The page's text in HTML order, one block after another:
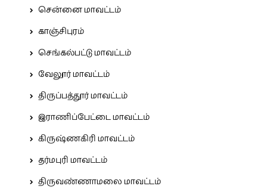
சென்னை மாவட்டம்
காஞ்சிபுரம்
செங்கல்பட்டு மாவட்டம்
வேலூர் மாவட்டம்
திருப்பத்தூர் மாவட்டம்
இராணிப்பேட்டை மாவட்டம்
கிருஷ்ணகிரி மாவட்டம்
தர்மபுரி மாவட்டம்
திருவண்ணாமலை மாவட்டம்